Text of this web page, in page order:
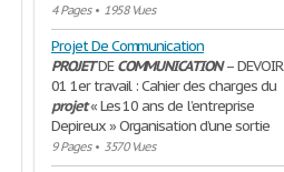
4 Pages• 1958 Vues
Projet De Communication
PROJETDECOMMUNICATION– DEVOIR
01 1er travail : Cahier des charges du
projet« Les 10 ans de l’entreprise
Depireux » Organisation d’une sortie
9 Pages• 3570 Vues